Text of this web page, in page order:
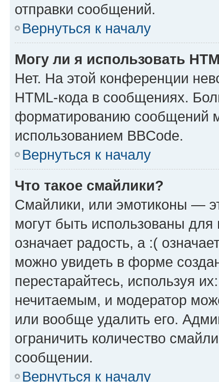
отправки сообщений.
Вернуться к началу
Могу ли я использовать
Нет. На этой конференции
HTML-кода в сообщениях.
форматированию сообщений
использованием BBCode.
Вернуться к началу
Что такое смайлики?
Смайлики, или эмотиконы —
могут быть использованы
означает радость, а :(
можно увидеть в форме
перестарайтесь, используя
нечитаемым, и модератор
или вообще удалить его.
ограничить количество
сообщении.
Вернуться к началу